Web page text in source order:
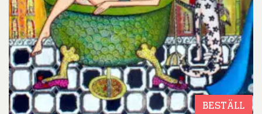
BESTÄLL